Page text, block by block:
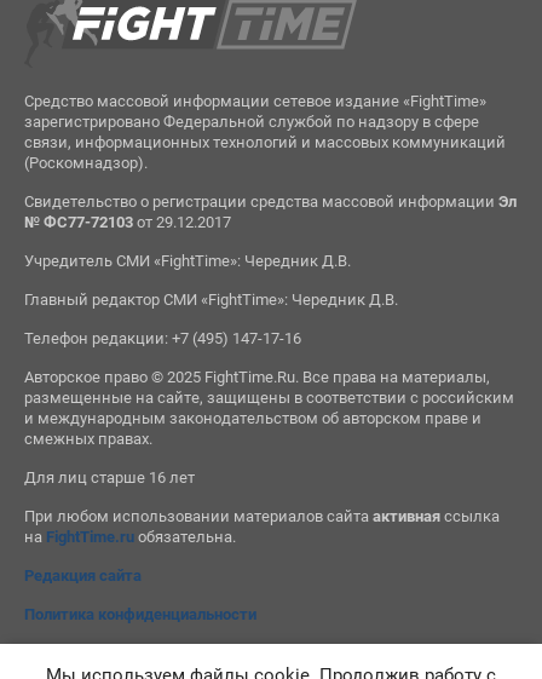
Средство массовой информации сетевое издание «FightTime»
зарегистрировано Федеральной службой по надзору в сфере
связи, информационных технологий и массовых коммуникаций
(Роскомнадзор).
Свидетельство о регистрации средства массовой информации Эл
№ ФС77-72103от 29.12.2017
Учредитель СМИ «FightTime»: Чередник Д.В.
Главный редактор СМИ «FightTime»: Чередник Д.В.
Телефон редакции: +7 (495) 147-17-16
Авторское право © 2025 FightTime.Ru. Все права на материалы,
размещенные на сайте, защищены в соответствии с российским
и международным законодательством об авторском праве и
смежных правах.
Для лиц старше 16 лет
При любом использовании материалов сайта активнаяссылка
на FightTime.ruобязательна.
Редакция сайта
Политика конфиденциальности